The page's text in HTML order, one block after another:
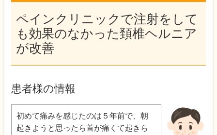
ペインクリニックで注射をして
も効果のなかった頚椎ヘルニア
が改善
患者様の情報
初めて痛みを感じたのは５年前で、朝
起きようと思ったら首が痛くて起きら